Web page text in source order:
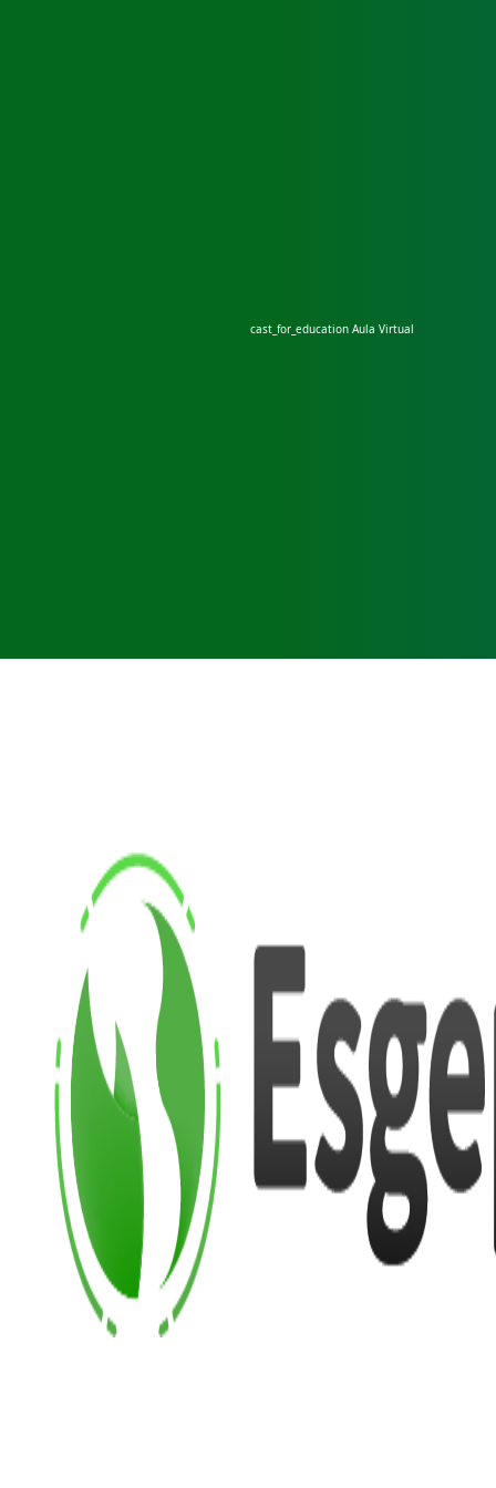
cast_for_educationAula Virtual